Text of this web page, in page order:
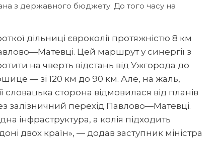
з державного бюджету. До того часу на
дільниці євроколії протяжністю 8 км
Цей маршрут у синергії з
на чверть відстань від Ужгорода до
— зі 120 км до 90 км. Але, на жаль,
словацька сторона відмовилася від планів
залізничний перехід Павлово—Матевці.
інфраструктура, а колія підходить
двох країн», — додав заступник міністра